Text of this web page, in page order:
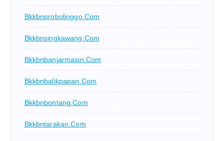
Bkkbnprobolinggo.com
Bkkbnsingkawang.com
Bkkbnbanjarmasin.com
Bkkbnbalikpapan.com
Bkkbnbontang.com
Bkkbntarakan.com